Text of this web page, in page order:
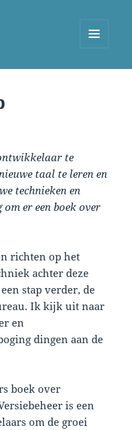
te
taal te leren en
technieken en
er een boek over
richten op het
achter deze
stap verder, de
Ik kijk uit naar
en
dingen aan de
boek over
is een
om de groei